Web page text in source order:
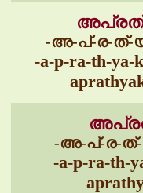
-അ-പ്-ര-ത്-
-a-p-ra-th-ya-
-അ-പ്-ര-
-a-p-ra-th-